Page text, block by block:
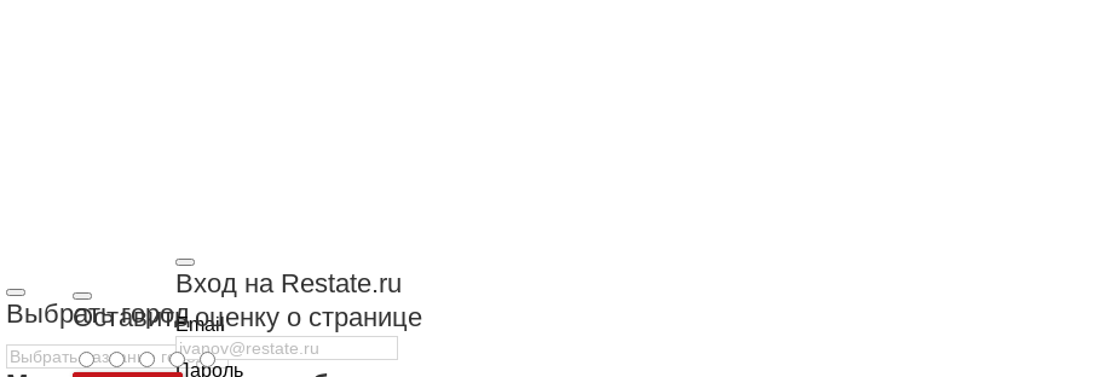
Выбрать город
Вход на Restate.ru
Email
Пароль
Оставить оценку о странице